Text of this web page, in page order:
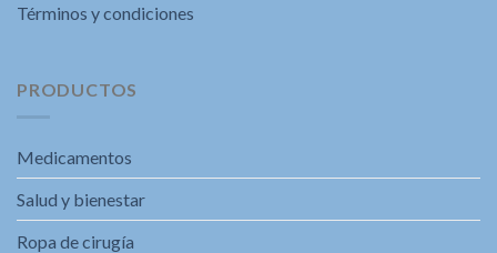
Términos y condiciones
PRODUCTOS
Medicamentos
Salud y bienestar
Ropa de cirugía